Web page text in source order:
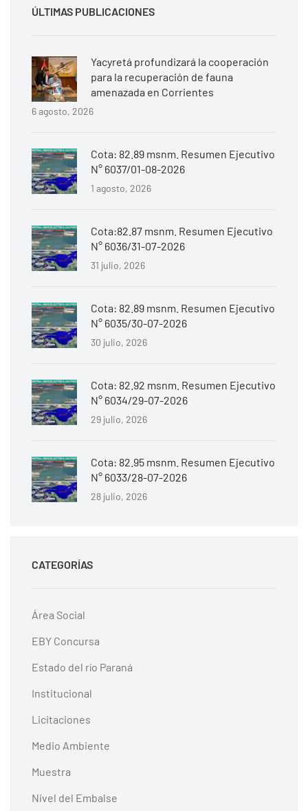
ÚLTIMAS PUBLICACIONES
Yacyretá profundizará la cooperación
para la recuperación de fauna
amenazada en Corrientes
6 agosto, 2026
Cota: 82.89 msnm. Resumen Ejecutivo
N° 6037/01-08-2026
1 agosto, 2026
Cota:82.87 msnm. Resumen Ejecutivo
N° 6036/31-07-2026
31 julio, 2026
Cota: 82.89 msnm. Resumen Ejecutivo
N° 6035/30-07-2026
30 julio, 2026
Cota: 82.92 msnm. Resumen Ejecutivo
N° 6034/29-07-2026
29 julio, 2026
Cota: 82.95 msnm. Resumen Ejecutivo
N° 6033/28-07-2026
28 julio, 2026
CATEGORÍAS
Área Social
EBY Concursa
Estado del río Paraná
Institucional
Licitaciones
Medio Ambiente
Muestra
Nivel del Embalse